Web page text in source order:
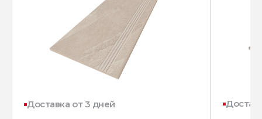
Доставка от 3 дней